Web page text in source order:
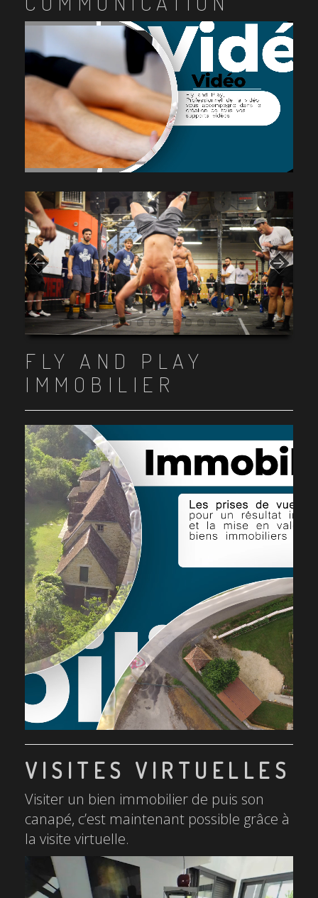
Item 1
Item 2
Item 3
Item 4
Item 5
Item 6
Item 7
Item 8
Item 9
Item 10
FLY AND PLAY
IMMOBILIER
VISITES VIRTUELLES
Visiter un bien immobilier de puis son
canapé, c’est maintenant possible grâce à
la visite virtuelle.